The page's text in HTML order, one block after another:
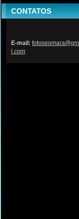
CONTATOS
E-mail: fotoseom
l.com